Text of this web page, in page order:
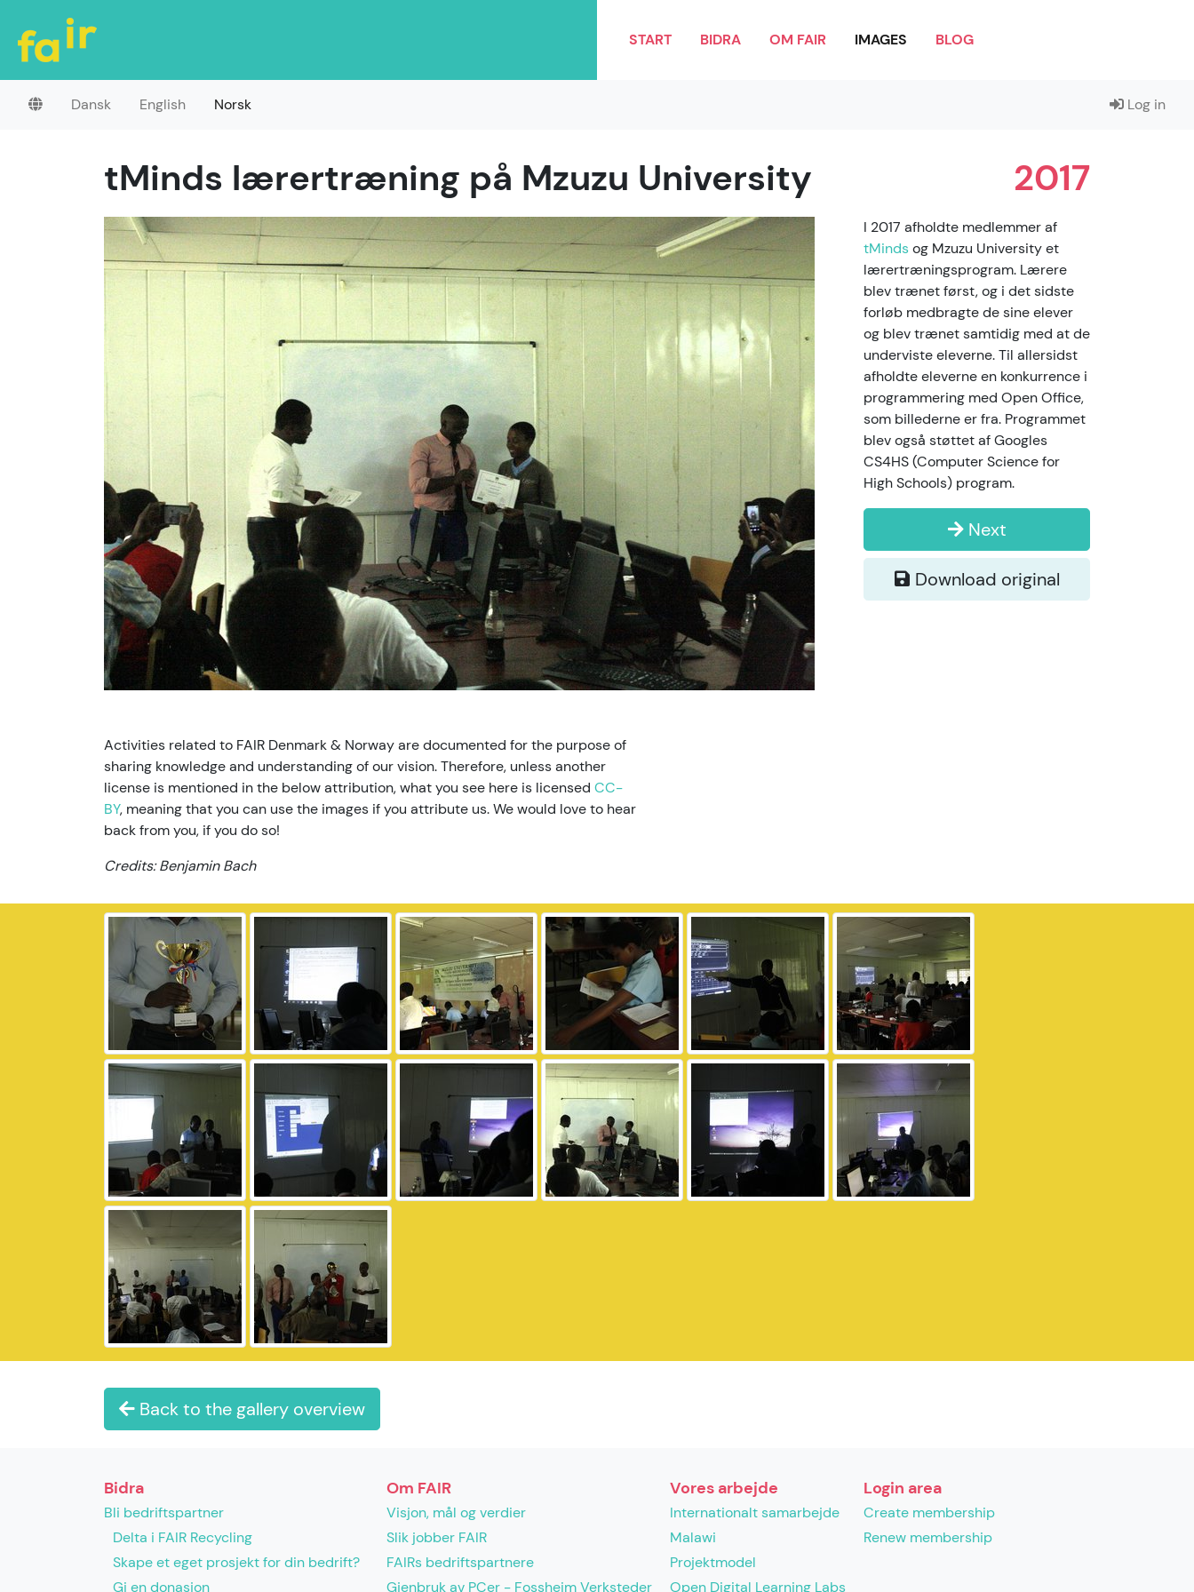
START BIDRA OM FAIR IMAGES BLOG
Dansk English Norsk Log in
2017
tMinds lærertræning på Mzuzu University
I 2017 afholdte medlemmer af
tMindsog Mzuzu University et
lærertræningsprogram. Lærere
blev trænet først, og i det sidste
forløb medbragte de sine elever
og blev trænet samtidig med at de
underviste eleverne. Til allersidst
afholdte eleverne en konkurrence i
programmering med Open Office,
som billederne er fra. Programmet
blev også støttet af Googles
CS4HS (Computer Science for
High Schools) program.
Next
Download original
Activities related to FAIR Denmark & Norway are documented for the purpose of
sharing knowledge and understanding of our vision. Therefore, unless another
license is mentioned in the below attribution, what you see here is licensed CC-
BY, meaning that you can use the images if you attribute us. We would love to hear
back from you, if you do so!
Credits: Benjamin Bach
Back to the gallery overview
Bidra
Bli bedriftspartner
Delta i FAIR Recycling
Skape et eget prosjekt for din bedrift?
Gi en donasjon
Om FAIR
Visjon, mål og verdier
Slik jobber FAIR
FAIRs bedriftspartnere
Gjenbruk av PCer - Fossheim Verksteder
Vores arbejde
Internationalt samarbejde
Malawi
Projektmodel
Open Digital Learning Labs
Login area
Create membership
Renew membership